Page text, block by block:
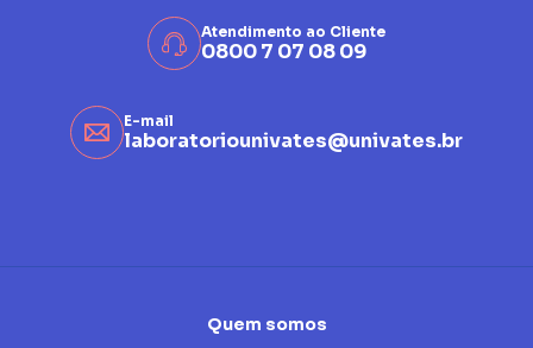
Atendimento ao Cliente
0800 7 07 08 09
E-mail
laboratoriounivates@univates.br
Quem somos